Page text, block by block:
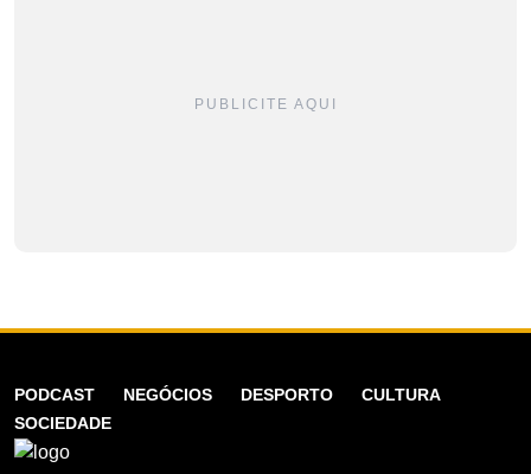
PUBLICITE AQUI
PODCAST NEGÓCIOS DESPORTO
CULTURA
SOCIEDADE